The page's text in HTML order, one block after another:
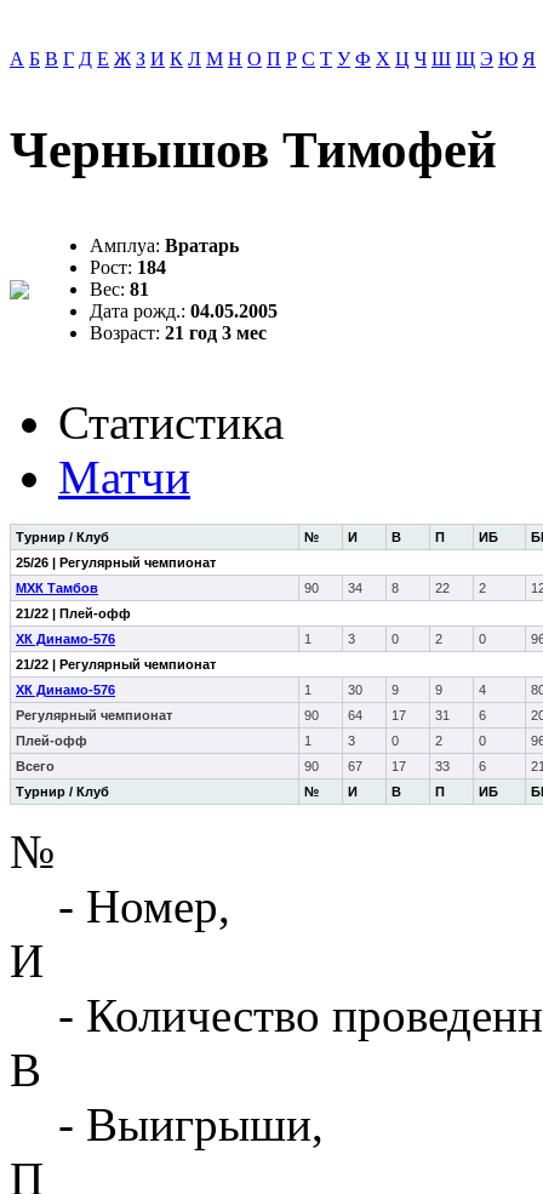
А Б В Г Д Е Ж З И К Л М Н О П Р С Т У Ф Х Ц Ч Ш Щ Э Ю Я
Чернышов Тимофей
Амплуа: Вратарь
Рост: 184
Вес: 81
Дата рожд.: 04.05.2005
Возраст: 21 год 3 мес
Статистика
Матчи
Турнир / Клуб № И В П ИБ
Турнир / Клуб № И В П ИБ
25/26 | Регулярный чемпионат
МХК Тамбов
90 34 8 22 2
21/22 | Плей-офф
ХК Динамо-576
1 3 0 2 0
21/22 | Регулярный чемпионат
ХК Динамо-576
1 30 9 9 4
Регулярный чемпионат
90 64 17 31 6
Плей-офф
1 3 0 2 0
Всего
90 67 17 33 6
№
- Номер,
И
- Количество
В
- Выигрыши,
П